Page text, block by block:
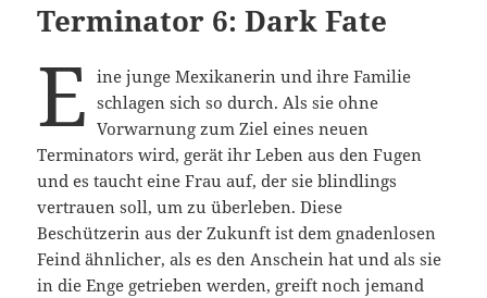
Terminator 6: Dark Fate
E ine junge Mexikanerin und ihre Familie
schlagen sich so durch. Als sie ohne
Vorwarnung zum Ziel eines neuen
Terminators wird, gerät ihr Leben aus den Fugen
und es taucht eine Frau auf, der sie blindlings
vertrauen soll, um zu überleben. Diese
Beschützerin aus der Zukunft ist dem gnadenlosen
Feind ähnlicher, als es den Anschein hat und als sie
in die Enge getrieben werden, greift noch jemand